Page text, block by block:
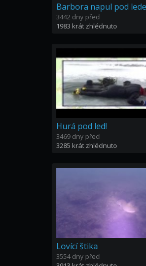
Barbora napul pod
3442 dny před
1983 krát zhlédnuto
Hurá pod led!
3469 dny před
3285 krát zhlédnuto
Lovící štika
3554 dny před